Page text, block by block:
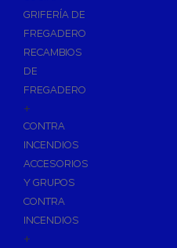
GRIFERÍA DE
FREGADERO
RECAMBIOS
DE
FREGADERO
+
CONTRA
INCENDIOS
ACCESORIOS
Y GRUPOS
CONTRA
INCENDIOS
+